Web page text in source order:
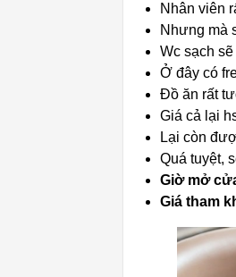
Nhân viên
Nhưng mà
Wc sạch sẽ
Ở đây có
Đồ ăn rất
Giá cả lại
Lại còn
Quá tuyệt,
Giờ mở
Giá tham